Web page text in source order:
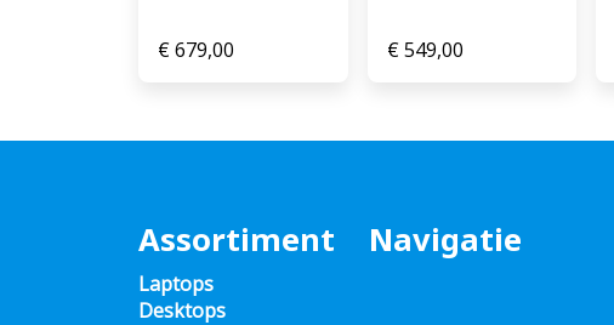
€679,00 €549,00
Assortiment
Laptops
Desktops
Navigatie